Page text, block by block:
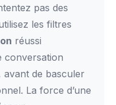
pas des
les filtres
réussi
conversation
avant de basculer
La force d’une